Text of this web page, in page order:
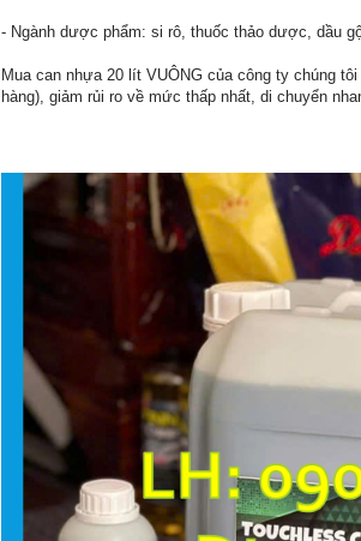
- Ngành dược phẩm: si rô, thuốc thảo dược, dầu
Mua can nhựa 20 lít VUÔNG của công ty chúng
hàng), giảm rủi ro về mức thấp nhất, di chuyển